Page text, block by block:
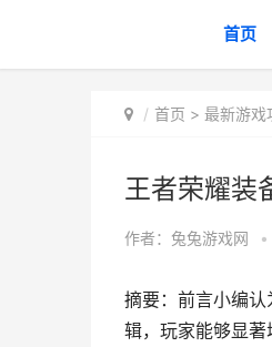
首页
首页 > 最新游戏
王者荣耀装
作者： 兔兔游戏网 •
摘要：前言小编认
辑，玩家能够显